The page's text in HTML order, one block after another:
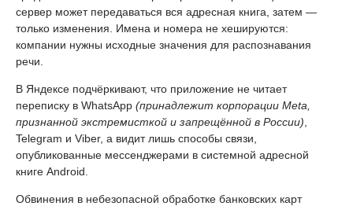
сервер может передаваться вся адресная книга, затем —
только изменения. Имена и номера не хешируются:
компании нужны исходные значения для распознавания
речи.
В Яндексе подчёркивают, что приложение не читает
переписку в WhatsApp (принадлежит корпорации Meta,
признанной экстремисткой и запрещённой в России)
Telegram и Viber, а видит лишь способы связи,
опубликованные мессенджерами в системной адресной
книге Android.
Обвинения в небезопасной обработке банковских карт